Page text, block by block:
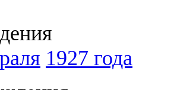
1927 года